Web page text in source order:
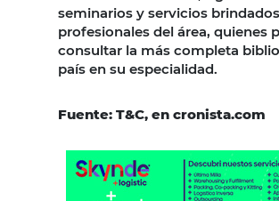
seminarios y servicios
profesionales del área, quienes
consultar la más completa
país en su especialidad.
Fuente: T&C, en cronista.com